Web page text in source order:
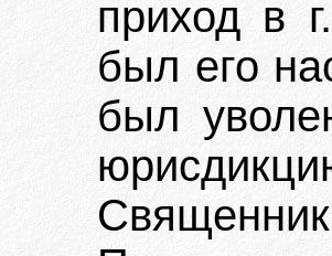
приход в
был его
был